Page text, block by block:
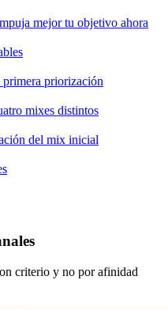
mejor tu objetivo ahora
primera priorización
mixes distintos
del mix inicial
criterio y no por afinidad